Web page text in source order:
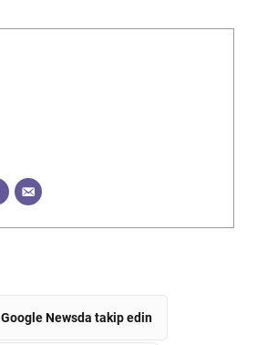
Google Newsda takip edin